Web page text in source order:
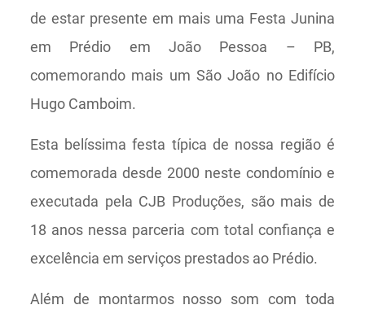
de estar presente em mais uma Festa Junina
em Prédio em João Pessoa – PB,
comemorando mais um São João no Edifício
Hugo Camboim.
Esta belíssima festa típica de nossa região é
comemorada desde 2000 neste condomínio e
executada pela CJB Produções, são mais de
18 anos nessa parceria com total confiança e
excelência em serviços prestados ao Prédio.
Além de montarmos nosso som com toda